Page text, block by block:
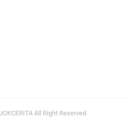
All Right Reserved